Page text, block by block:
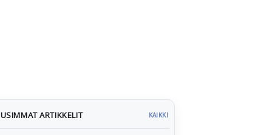
ARTIKKELIT KAIKKI